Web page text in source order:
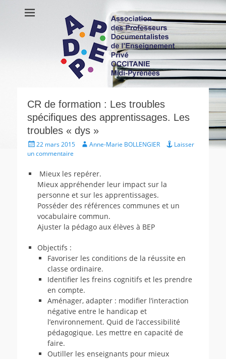
APDEP Occitanie
Midi-Pyrénées
Association des Professeurs Documentalistes de l'Enseignement
Privé OCCITANIE Midi-Pyrénnees Association Actualités Vie de
l’association Ressources
CR de formation : Les troubles
spécifiques des apprentissages. Les
troubles « dys »
Écrit
le
22 mars 2015 Auteur
Anne-Marie BOLLENGIER
Laisser
un commentaire
Mieux les repérer.
Mieux appréhender leur impact sur la
personne et sur les apprentissages.
Posséder des références communes et un
vocabulaire commun.
Ajuster la pédago aux élèves à BEP
Objectifs :
Favoriser les conditions de la réussite en
classe ordinaire.
Identifier les freins cognitifs et les prendre
en compte.
Aménager, adapter : modifier l’interaction
négative entre le handicap et
l’environnement. Quid de l’accessibilité
pédagogique. Les mettre en capacité de
faire.
Outiller les enseignants pour mieux